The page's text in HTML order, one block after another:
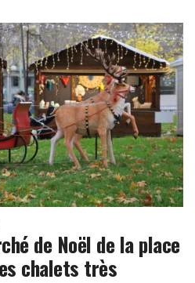
de Noël de la place
chalets très